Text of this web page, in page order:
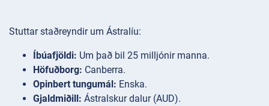
Stuttar staðreyndir um Ástralíu:
Íbúafjöldi: Um það bil 25 milljónir manna.
Höfuðborg: Canberra.
Opinbert tungumál: Enska.
Gjaldmiðill: Ástralskur dalur (AUD).